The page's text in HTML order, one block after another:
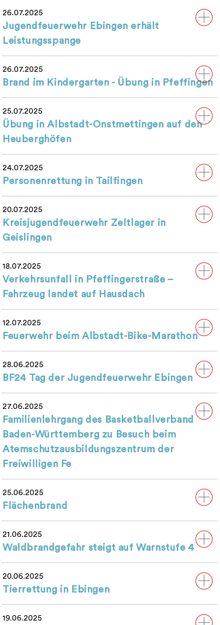
26.07.2025
Jugendfeuerwehr Ebingen erhält
Leistungsspange
26.07.2025
Brand im Kindergarten - Übung in Pfeffingen
25.07.2025
Übung in Albstadt-Onstmettingen auf den
Heuberghöfen
24.07.2025
Personenrettung in Tailfingen
20.07.2025
Kreisjugendfeuerwehr Zeltlager in
Geislingen
18.07.2025
Verkehrsunfall in Pfeffingerstraße –
Fahrzeug landet auf Hausdach
12.07.2025
Feuerwehr beim Albstadt-Bike-Marathon
28.06.2025
BF24 Tag der Jugendfeuerwehr Ebingen
27.06.2025
Familienlehrgang des Basketballverband
Baden-Württemberg zu Besuch beim
Atemschutzausbildungszentrum der
Freiwilligen Fe
25.06.2025
Flächenbrand
21.06.2025
Waldbrandgefahr steigt auf Warnstufe 4
20.06.2025
Tierrettung in Ebingen
19.06.2025